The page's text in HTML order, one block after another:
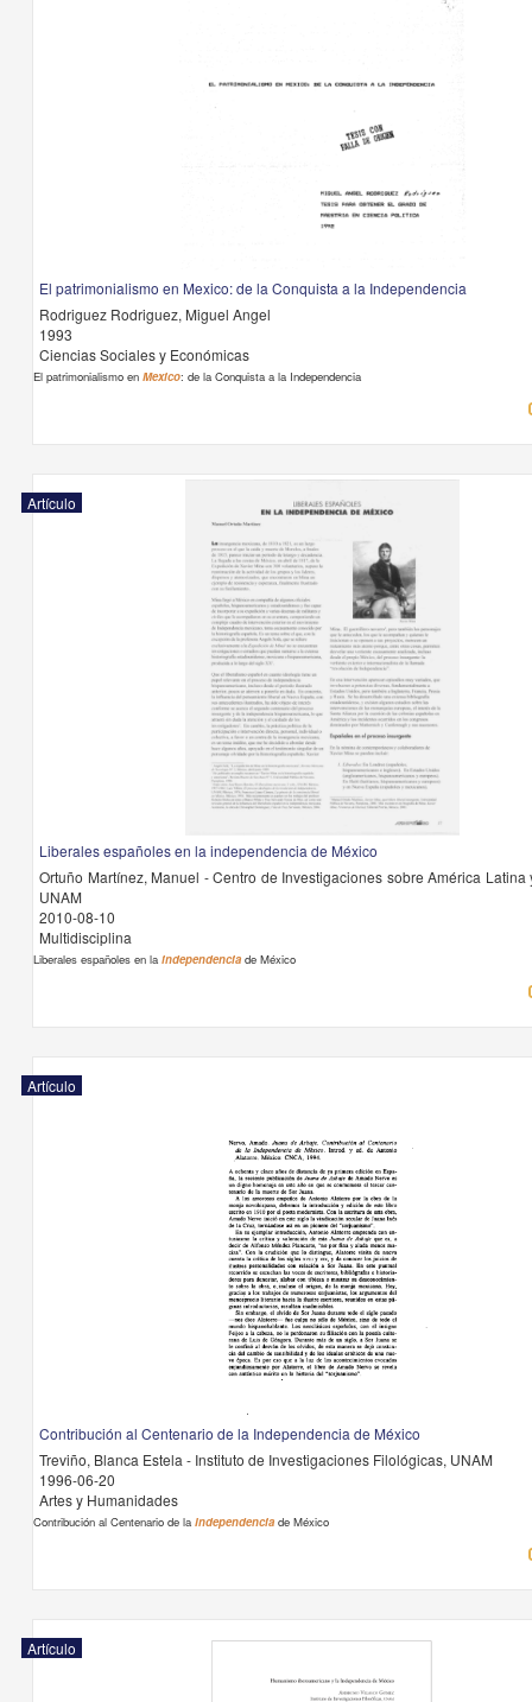
El patrimonialismo en Mexico: de la Conquista a la Independencia
Rodriguez Rodriguez, Miguel Angel
1993
Ciencias Sociales y Económicas
El patrimonialismo enMexico: de la Conquista a la Independencia
Artículo
Liberales españoles en la independencia de México
Ortuño Martínez, Manuel - Centro de Investigaciones sobre América Latina
UNAM
2010-08-10
Multidisciplina
Liberales españoles en laindependencia de México
Artículo
Contribución al Centenario de la Independencia de México
Treviño, Blanca Estela - Instituto de Investigaciones Filológicas, UNAM
1996-06-20
Artes y Humanidades
Contribución al Centenario de laIndependencia de México
Artículo